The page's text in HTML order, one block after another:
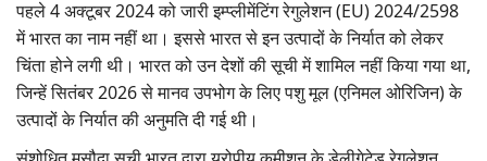
Agriculture Conclave and NACOF
Awards 2022
Agri Start-Ups
पहले 4 अक्टूबर 2024 को जारी इम्प्लीमेंटिंग रेगुलेशन (EU) 2024/2598
में भारत का नाम नहीं था। इससे भारत से इन उत्पादों के निर्यात को लेकर
चिंता होने लगी थी। भारत को उन देशों की सूची में शामिल नहीं किया गया था,
जिन्हें सितंबर 2026 से मानव उपभोग के लिए पशु मूल (एनिमल ओरिजिन) के
उत्पादों के निर्यात की अनुमति दी गई थी।